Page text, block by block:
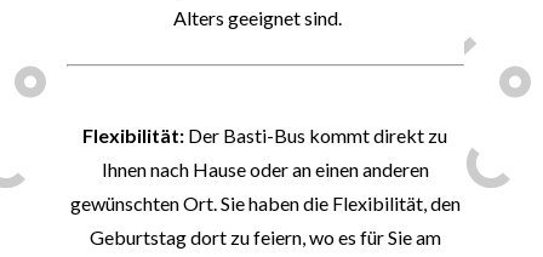
Alters geeignet sind.
Flexibilität: Der Basti-Bus kommt direkt zu
Ihnen nach Hause oder an einen anderen
gewünschten Ort. Sie haben die Flexibilität, den
Geburtstag dort zu feiern, wo es für Sie am